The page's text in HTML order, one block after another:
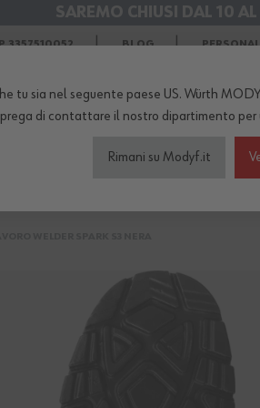
SPEDIZIONI GRATIS
SAREMO CHIUSI DAL 10
3357510052 BLOG
DEL NEGOZIO...
da lavoro Scarpe
tu sia nel seguente paese US. Würth
di contattare il nostro dipartimento per
Rimani su Modyf.it